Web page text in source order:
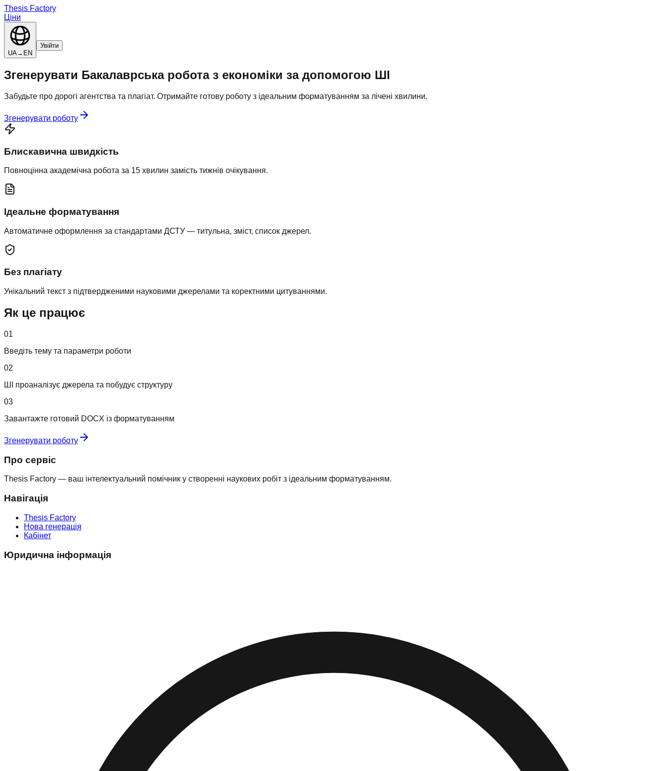
Thesis Factory
Ціни
UA→ EN
Увійти
Згенерувати Бакалаврська робота з економіки за допомогою ШІ
Забудьте про дорогі агентства та плагіат. Отримайте готову роботу з ідеальним форматуванням за лічені хвилини.
Згенерувати роботу
Блискавична швидкість
Повноцінна академічна робота за 15 хвилин замість тижнів очікування.
Ідеальне форматування
Автоматичне оформлення за стандартами ДСТУ — титульна, зміст, список джерел.
Без плагіату
Унікальний текст з підтвердженими науковими джерелами та коректними цитуваннями.
Як це працює
01
Введіть тему та параметри роботи
02
ШІ проаналізує джерела та побудує структуру
03
Завантажте готовий DOCX із форматуванням
Згенерувати роботу
Про сервіс
Thesis Factory — ваш інтелектуальний помічник у створенні наукових робіт з ідеальним форматуванням.
Навігація
Thesis Factory
Нова генерація
Кабінет
Юридична інформація